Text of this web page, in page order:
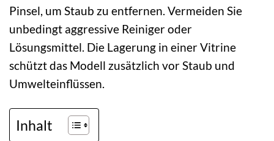
Pinsel, um Staub zu entfernen. Vermeiden Sie
unbedingt aggressive Reiniger oder
Lösungsmittel. Die Lagerung in einer Vitrine
schützt das Modell zusätzlich vor Staub und
Umwelteinflüssen.
Inhalt